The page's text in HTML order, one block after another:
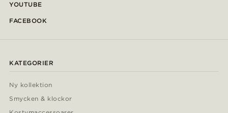
YOUTUBE
FACEBOOK
KATEGORIER
Ny kollektion
Smycken & klockor